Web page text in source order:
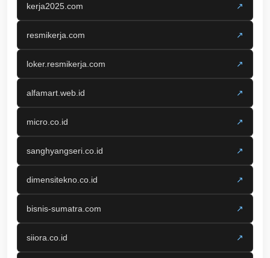
kerja2025.com ↗
resmikerja.com ↗
loker.resmikerja.com ↗
alfamart.web.id ↗
micro.co.id ↗
sanghyangseri.co.id ↗
dimensitekno.co.id ↗
bisnis-sumatra.com ↗
siiora.co.id ↗